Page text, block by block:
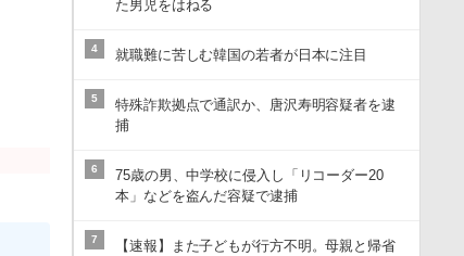
た男児をはねる
4 就職難に苦しむ韓国の若者が日本に注目
5
特殊詐欺拠点で通訳か、唐沢寿明容疑者を逮
捕
6
75歳の男、中学校に侵入し「リコーダー20
本」などを盗んだ容疑で逮捕
7
【速報】また子どもが行方不明。母親と帰省